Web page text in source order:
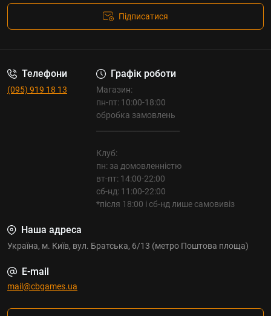
Підписатися
Телефони
(095) 919 18 13
Графік роботи
Магазин:
пн-пт: 10:00-18:00
обробка замовлень
Клуб:
пн: за домовленністю
вт-пт: 14:00-22:00
сб-нд: 11:00-22:00
*після 18:00 і сб-нд лише самовивіз
Наша адреса
Україна, м. Київ, вул. Братська, 6/13 (метро Поштова площа)
E-mail
mail@cbgames.ua